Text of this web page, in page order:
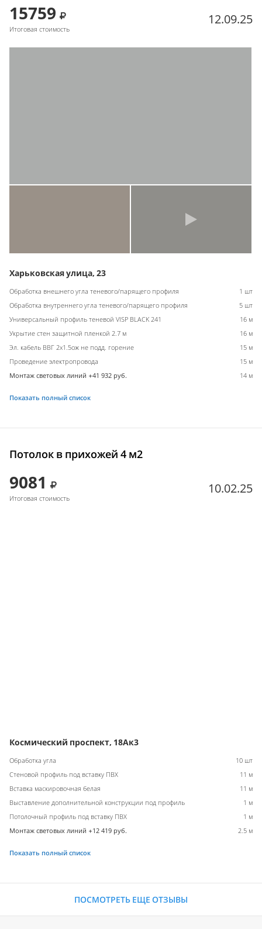
15759
Итоговая стоимость
12.09.25
Харьковская улица, 23
Обработка внешнего угла теневого/парящего профиля
1 шт
Обработка внутреннего угла теневого/парящего профиля
5 шт
Универсальный профиль теневой VISP BLACK 241
16 м
Укрытие стен защитной пленкой 2.7 м
16 м
Эл. кабель ВВГ 2х1.5ож не подд. горение
15 м
Проведение электропровода
15 м
Монтаж световых линий +41 932 руб.
14 м
Показать полный список
Потолок в прихожей 4 м2
9081
Итоговая стоимость
10.02.25
Космический проспект, 18Ак3
Обработка угла
10 шт
Стеновой профиль под вставку ПВХ
11 м
Вставка маскировочная белая
11 м
Выставление дополнительной конструкции под профиль
1 м
Потолочный профиль под вставку ПВХ
1 м
Монтаж световых линий +12 419 руб.
2.5 м
Показать полный список
ПОСМОТРЕТЬ ЕЩЕ ОТЗЫВЫ